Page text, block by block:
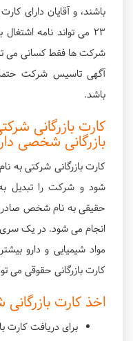
۲۳ می تواند نامه
شرکت ها فقط کسانی می
آگهی تاسیس شرکت
باشد.
کارت بازرگانی
بازرگانی شخصی
کارت بازرگانی شرکتی
شود و شرکت را تبدیل
حقیقی به نام شخص
انجام می شود. در یک سری
مواد شیمیایی و دارو
کارت بازرگانی حقوقی می
اخذ کارت
برای دریافت